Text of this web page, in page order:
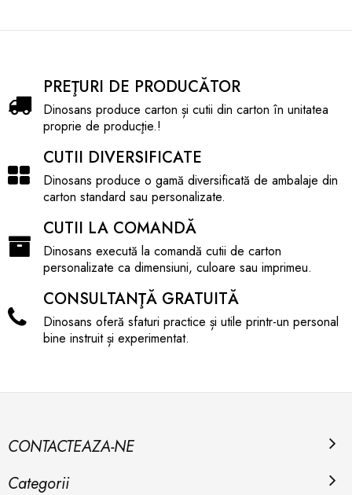
PREŢURI DE PRODUCĂTOR
Dinosans produce carton și cutii din carton în unitatea
proprie de producţie.!
CUTII DIVERSIFICATE
Dinosans produce o gamă diversificată de ambalaje din
carton standard sau personalizate.
CUTII LA COMANDĂ
Dinosans execută la comandă cutii de carton
personalizate ca dimensiuni, culoare sau imprimeu.
CONSULTANŢĂ GRATUITĂ
Dinosans oferă sfaturi practice și utile printr-un personal
bine instruit și experimentat.
CONTACTEAZA-NE
Categorii